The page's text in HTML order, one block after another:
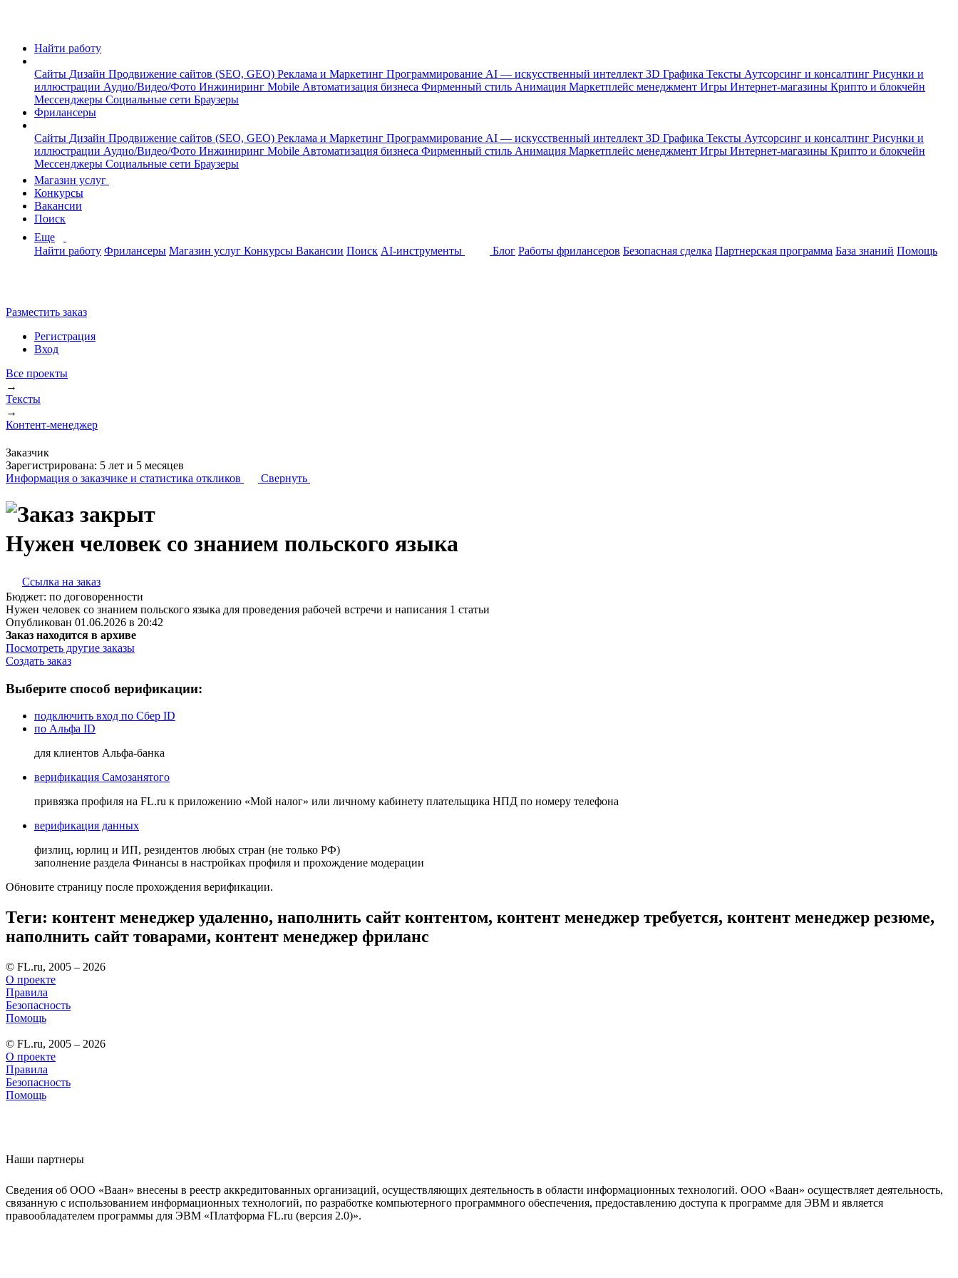
Найти работу
Сайты Дизайн Продвижение сайтов (SEO, GEO) Реклама и Маркетинг Программирование AI — искусственный интеллект 3D Графика Тексты Аутсорсинг и консалтинг Рисунки и
иллюстрации Аудио/Видео/Фото Инжиниринг Mobile Автоматизация бизнеса Фирменный стиль Анимация Маркетплейс менеджмент Игры Интернет-магазины Крипто и блокчейн
Мессенджеры Социальные сети Браузеры
Фрилансеры
Сайты Дизайн Продвижение сайтов (SEO, GEO) Реклама и Маркетинг Программирование AI — искусственный интеллект 3D Графика Тексты Аутсорсинг и консалтинг Рисунки и
иллюстрации Аудио/Видео/Фото Инжиниринг Mobile Автоматизация бизнеса Фирменный стиль Анимация Маркетплейс менеджмент Игры Интернет-магазины Крипто и блокчейн
Мессенджеры Социальные сети Браузеры
Магазин услуг
Конкурсы
Вакансии
Поиск
Еще
Найти работу Фрилансеры Магазин услуг Конкурсы Вакансии Поиск AI-инструменты Блог Работы фрилансеров Безопасная сделка Партнерская программа База знаний Помощь
Разместить заказ
Регистрация
Вход
Все проекты
→
Тексты
→
Контент-менеджер
Заказчик
Зарегистрирована: 5 лет и 5 месяцев
Информация о заказчике и статистика откликов Свернуть
Нужен человек со знанием польского языка
Ссылка на заказ
Бюджет: по договоренности
Нужен человек со знанием польского языка для проведения рабочей встречи и написания 1 статьи
Опубликован 01.06.2026 в 20:42
Заказ находится в архиве
Посмотреть другие заказы
Создать заказ
Выберите способ верификации:
подключить вход по Сбер ID
по Альфа ID
для клиентов Альфа-банка
верификация Самозанятого
привязка профиля на FL.ru к приложению «Мой налог» или личному кабинету плательщика НПД по номеру телефона
верификация данных
физлиц, юрлиц и ИП, резидентов любых стран (не только РФ)
заполнение раздела Финансы в настройках профиля и прохождение модерации
Обновите страницу после прохождения верификации.
Теги: контент менеджер удаленно, наполнить сайт контентом, контент менеджер требуется, контент менеджер резюме,
наполнить сайт товарами, контент менеджер фриланс
© FL.ru, 2005 – 2026
О проекте
Правила
Безопасность
Помощь
© FL.ru, 2005 – 2026
О проекте
Правила
Безопасность
Помощь
Наши партнеры
Сведения об ООО «Ваан» внесены в реестр аккредитованных организаций, осуществляющих деятельность в области информационных технологий. ООО «Ваан» осуществляет деятельность,
связанную с использованием информационных технологий, по разработке компьютерного программного обеспечения, предоставлению доступа к программе для ЭВМ и является
правообладателем программы для ЭВМ «Платформа FL.ru (версия 2.0)».